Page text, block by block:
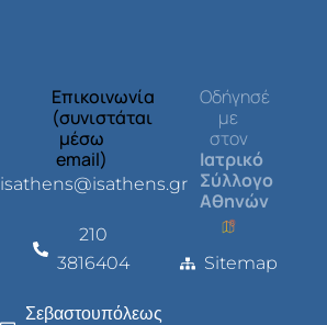
Επικοινωνία
(συνιστάται
μέσω
email)
isathens@isathens.gr
210
3816404
Σεβαστουπόλεως
Οδήγησέ
με
στον
Ιατρικό
Σύλλογο
Αθηνών
Sitemap